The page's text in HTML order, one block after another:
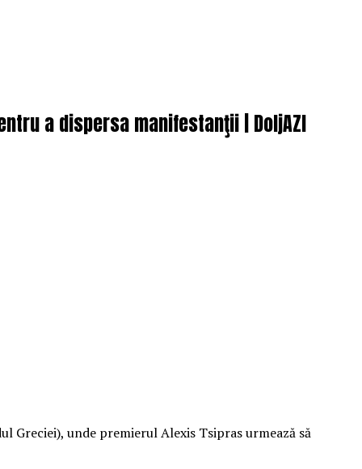
a dispersa manifestanţii | DoljAZI
unde premierul Alexis Tsipras urmează să